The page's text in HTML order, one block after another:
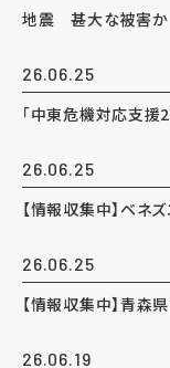
地震 甚大な被害か
26.06.25
「中東危機対応支援
26.06.25
【情報収集中】ベネ
26.06.25
【情報収集中】青森
26.06.19